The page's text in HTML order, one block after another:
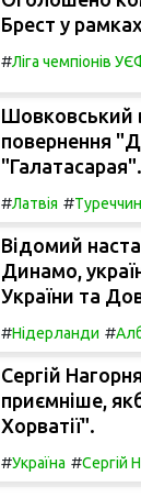
Брест у
#Ліга чемпіонів
Шовковський
повернення
"Галатасарая".
#Латвія #
Відомий
Динамо,
України та
#Нідерланди #
Сергій
приємніше,
Хорватії".
#Україна #Сергій